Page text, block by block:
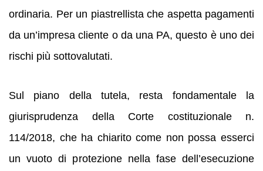
ordinaria. Per un piastrellista che aspetta pagamenti
da un’impresa cliente o da una PA, questo è uno dei
rischi più sottovalutati.
Sul piano della tutela, resta fondamentale la
giurisprudenza della Corte costituzionale n.
114/2018, che ha chiarito come non possa esserci
un vuoto di protezione nella fase dell’esecuzione